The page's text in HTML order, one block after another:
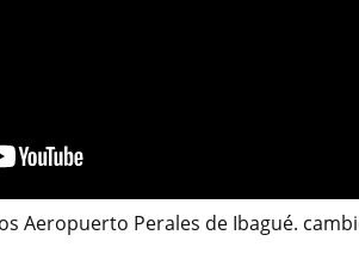
Aeropuerto Perales de Ibagué.